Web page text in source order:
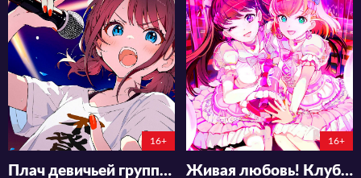
14 0
16+
Плач девичьей группы. Фильмы
9 0
146:23:46:44
16+
Живая любовь! Клуб идолов старшей школы Хасуносора